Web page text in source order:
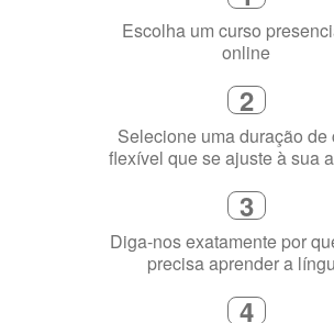
2
Selecione uma duração de
flexível que se ajuste à sua
3
Diga-nos exatamente por
precisa aprender a língua
4
Fique combinado com um
de idioma nativo e